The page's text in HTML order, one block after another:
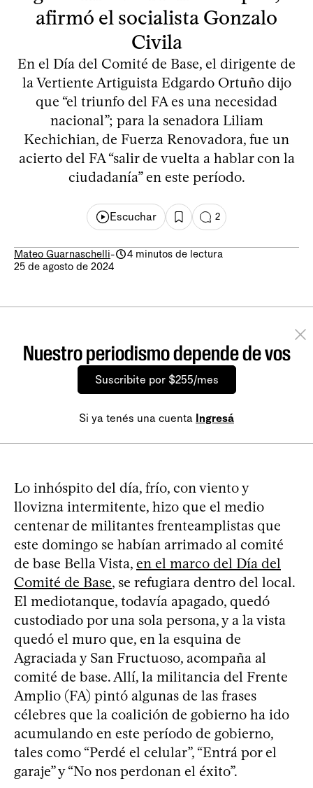
afirmó el socialista Gonzalo
Civila
En el Día del Comité de Base, el dirigente de
la Vertiente Artiguista Edgardo Ortuño dijo
que “el triunfo del FA es una necesidad
nacional”; para la senadora Liliam
Kechichian, de Fuerza Renovadora, fue un
acierto del FA “salir de vuelta a hablar con la
ciudadanía” en este período.
Escuchar 2
Mateo Guarnaschelli-
4 minutos de lectura
25 de agosto de 2024
Nuestro periodismo depende de vos
Suscribite por $255/mes
Si ya tenés una cuenta Ingresá
Lo inhóspito del día, frío, con viento y
llovizna intermitente, hizo que el medio
centenar de militantes frenteamplistas que
este domingo se habían arrimado al comité
de base Bella Vista, en el marco del Día del
Comité de Base, se refugiara dentro del local.
El mediotanque, todavía apagado, quedó
custodiado por una sola persona, y a la vista
quedó el muro que, en la esquina de
Agraciada y San Fructuoso, acompaña al
comité de base. Allí, la militancia del Frente
Amplio (FA) pintó algunas de las frases
célebres que la coalición de gobierno ha ido
acumulando en este período de gobierno,
tales como “Perdé el celular”, “Entrá por el
garaje” y “No nos perdonan el éxito”.